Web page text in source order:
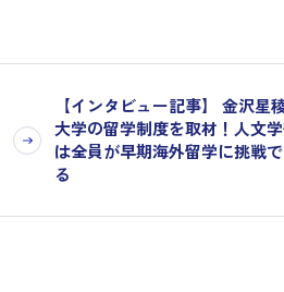
【インタビュー記事】 金沢星
大学の留学制度を取材！人文
は全員が早期海外留学に挑戦
る